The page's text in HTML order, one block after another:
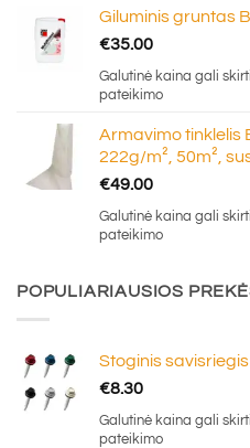
Giluminis gruntas
€35.00
Galutinė kaina gali
pateikimo
Armavimo tinklelis
222g/m², 50m²,
€49.00
Galutinė kaina gali
pateikimo
POPULIARIAUSIOS
Stoginis
€8.30
Galutinė kaina gali
pateikimo